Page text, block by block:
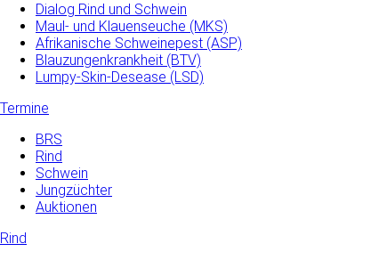
Dialog Rind und Schwein
Maul- und­ Klauenseuche­ (MKS)
Afrikanische Schweinepest (ASP)
Blauzungenkrankheit (BTV)
Lumpy-Skin-Desease (LSD)
Termine
BRS
Rind
Schwein
Jungzüchter
Auktionen
Rind